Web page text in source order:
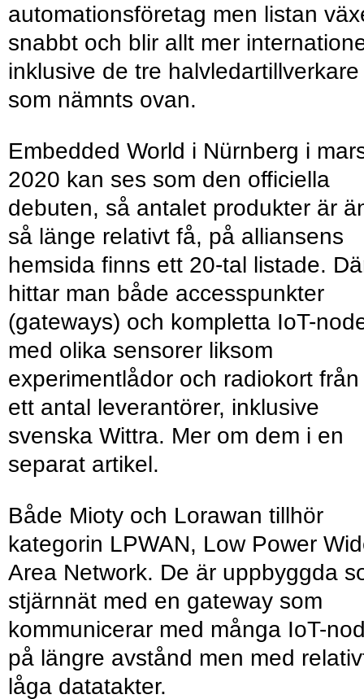
automationsföretag men listan
snabbt och blir allt mer
inklusive de tre halvledartillverkare
som nämnts ovan.
Embedded World i Nürnberg i
2020 kan ses som den officiella
debuten, så antalet produkter är
så länge relativt få, på alliansens
hemsida finns ett 20-tal listade.
hittar man både accesspunkter
(gateways) och kompletta IoT-
med olika sensorer liksom
experimentlådor och radiokort från
ett antal leverantörer, inklusive
svenska Wittra. Mer om dem i en
separat artikel.
Både Mioty och Lorawan tillhör
kategorin LPWAN, Low Power
Area Network. De är uppbyggda
stjärnnät med en gateway som
kommunicerar med många IoT-
på längre avstånd men med
låga datatakter.